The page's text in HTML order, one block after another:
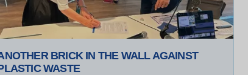
BRICK IN THE WALL AGAINST
WASTE